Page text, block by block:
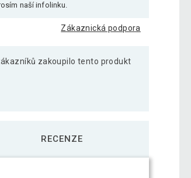
naší infolinku.
Zákaznická podpora
zakoupilo tento produkt
RECENZE